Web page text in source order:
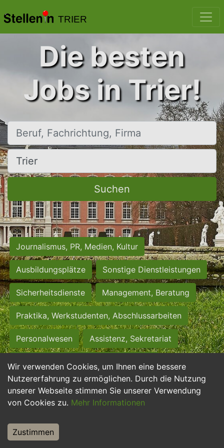
TRIER
Wir verwenden Cookies, um Ihnen eine bessere
Nutzererfahrung zu ermöglichen. Durch die Nutzung
unserer Webseite stimmen Sie unserer Verwendung
von Cookies zu. Mehr Informationen
Zustimmen
Die besten
Jobs in Trier!
Beruf, Fachrichtung, Firma
Ort, Stadt
Suchen
Journalismus, PR, Medien, Kultur
Ausbildungsplätze Sonstige Dienstleistungen
Sicherheitsdienste Management, Beratung
Praktika, Werkstudenten, Abschlussarbeiten
Personalwesen Assistenz, Sekretariat
Hilfskräfte, Aushilfs- und Nebenjobs
Einkauf, Logistik, Materialwirtschaft
Weiterbildung, Studium, duale Ausbildung
Tourismus